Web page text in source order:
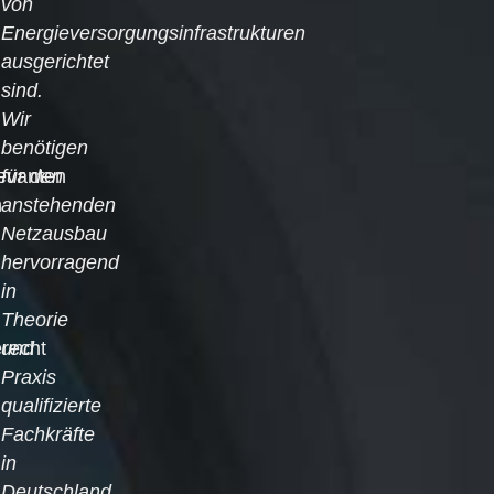
von
Energieversorgungsinfrastrukturen
ausgerichtet
sind.
Wir
benötigen
für den
anstehenden
Netzausbau
hervorragend
in
Theorie
und
Praxis
qualifizierte
Fachkräfte
in